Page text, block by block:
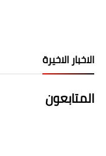
الاخبار الاخيرة
المتابعون